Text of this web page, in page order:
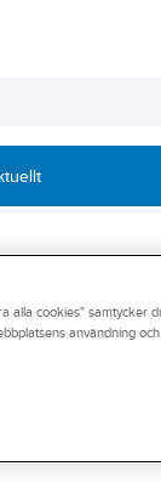
alla cookies" samtycker
användning